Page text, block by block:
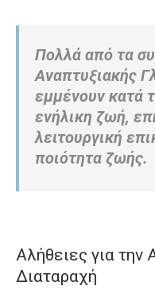
Πολλά από τα
Αναπτυξιακής
εμμένουν κατά
ενήλικη ζωή,
λειτουργική
ποιότητα ζωής.
Αλήθειες για την
Διαταραχή